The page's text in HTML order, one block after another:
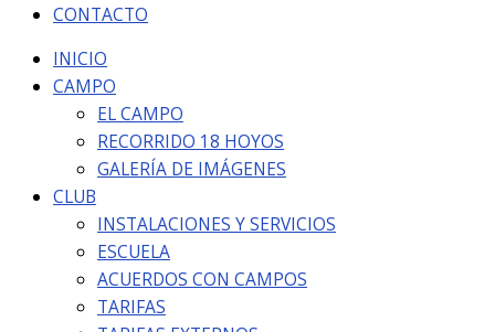
CONTACTO
INICIO
CAMPO
EL CAMPO
RECORRIDO 18 HOYOS
GALERÍA DE IMÁGENES
CLUB
INSTALACIONES Y SERVICIOS
ESCUELA
ACUERDOS CON CAMPOS
TARIFAS